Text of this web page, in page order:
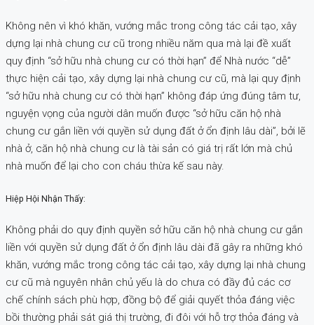
Không nên vì khó khăn, vướng mắc trong công tác cải tạo, xây
dựng lại nhà chung cư cũ trong nhiều năm qua mà lại đề xuất
quy định “sở hữu nhà chung cư có thời hạn” để Nhà nước “dễ”
thực hiện cải tạo, xây dựng lại nhà chung cư cũ, mà lại quy định
“sở hữu nhà chung cư có thời hạn” không đáp ứng đúng tâm tư,
nguyện vọng của người dân muốn được “sở hữu căn hộ nhà
chung cư gắn liền với quyền sử dụng đất ở ổn định lâu dài”, bởi lẽ
nhà ở, căn hộ nhà chung cư là tài sản có giá trị rất lớn mà chủ
nhà muốn để lại cho con cháu thừa kế sau này.
Hiệp Hội Nhận Thấy:
Không phải do quy định quyền sở hữu căn hộ nhà chung cư gắn
liền với quyền sử dụng đất ở ổn định lâu dài đã gây ra những khó
khăn, vướng mắc trong công tác cải tạo, xây dựng lại nhà chung
cư cũ mà nguyên nhân chủ yếu là do chưa có đầy đủ các cơ
chế chính sách phù hợp, đồng bộ để giải quyết thỏa đáng việc
bồi thường phải sát giá thị trường, đi đôi với hỗ trợ thỏa đáng và